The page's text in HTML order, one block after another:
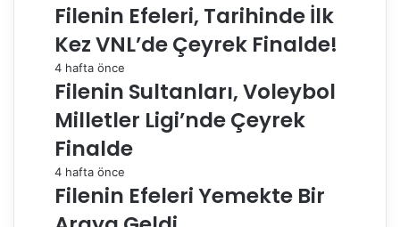
Filenin Efeleri, Tarihinde İlk
Kez VNL’de Çeyrek Finalde!
4 hafta önce
Filenin Sultanları, Voleybol
Milletler Ligi’nde Çeyrek
Finalde
4 hafta önce
Filenin Efeleri Yemekte Bir